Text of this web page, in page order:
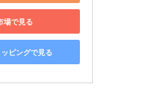
場で見る
ピングで見る